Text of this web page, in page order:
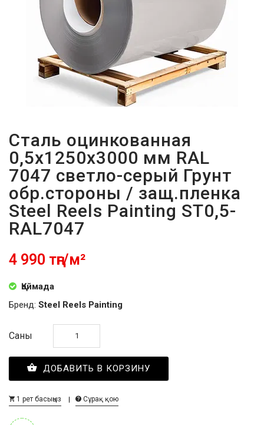
Сталь оцинкованная
0,5х1250х3000 мм RAL
7047 светло-серый Грунт
обр.стороны / защ.пленка
Steel Reels Painting ST0,5-
RAL7047
4 990 тңг/м²
Қоймада
Бренд: Steel Reels Painting
Саны
ДОБАВИТЬ В КОРЗИНУ
1 рет басыңыз Сұрақ қою